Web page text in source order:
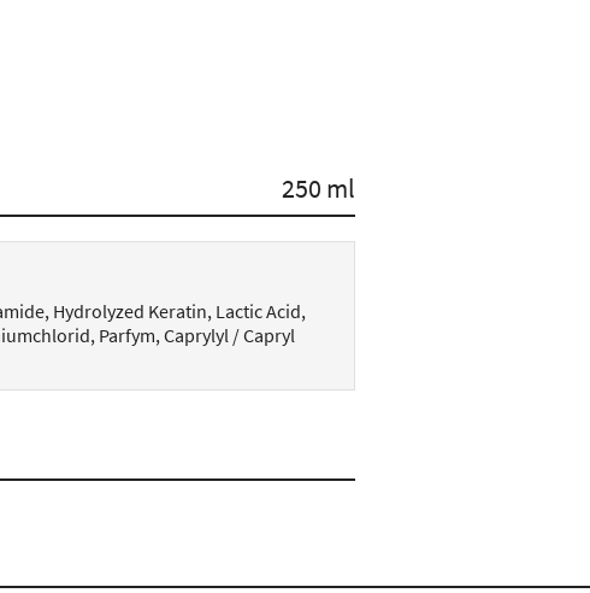
250 ml
Hydrolyzed Keratin, Lactic Acid,
Parfym, Caprylyl / Capryl